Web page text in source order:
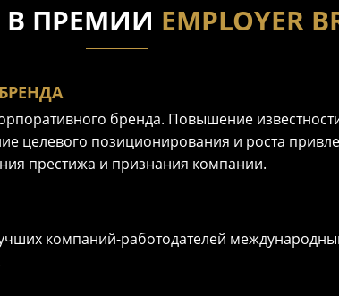
ПРЕМИИ EMPLOYER
бренда. Повышение
целевого позиционирования и роста
престижа и признания компании.
компаний-работодателей